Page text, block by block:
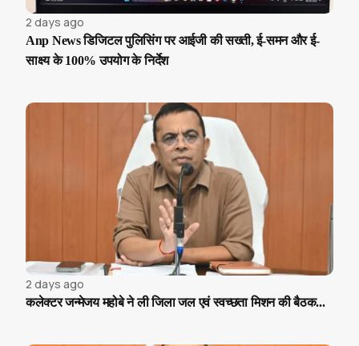
2 days ago
Anp News डिजिटल पुलिसिंग पर आईजी की सख्ती, ई-समन और ई-
साक्ष्य के 100% उपयोग के निर्देश
2 days ago
कलेक्टर जन्मेजय महोबे ने ली जिला जल एवं स्वच्छता मिशन की बैठक...